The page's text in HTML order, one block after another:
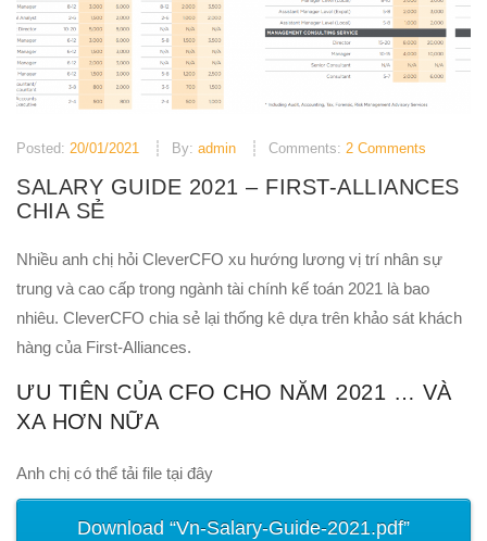
Posted: 20/01/2021 By: admin Comments: 2 Comments
SALARY GUIDE 2021 – FIRST-ALLIANCES
CHIA SẺ
Nhiều anh chị hỏi CleverCFO xu hướng lương vị trí nhân sự
trung và cao cấp trong ngành tài chính kế toán 2021 là bao
nhiêu. CleverCFO chia sẻ lại thống kê dựa trên khảo sát khách
hàng của First-Alliances.
ƯU TIÊN CỦA CFO CHO NĂM 2021 … VÀ
XA HƠN NỮA
Anh chị có thể tải file tại đây
Download “Vn-Salary-Guide-2021.pdf”